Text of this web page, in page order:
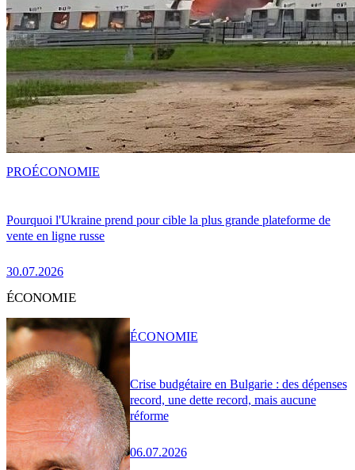
Pourquoi l'Ukraine prend pour cible la plus grande plateforme de
vente en ligne russe
30.07.2026
PROÉCONOMIE
ÉCONOMIE
Crise budgétaire en Bulgarie : des dépenses
record, une dette record, mais aucune
réforme
06.07.2026
ÉCONOMIE